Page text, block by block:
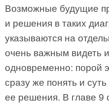
Возможные будущие
и решения в таких
указываются на
очень важным видеть
одновременно: порой
сразу же понять и
ее решения. В главе 9